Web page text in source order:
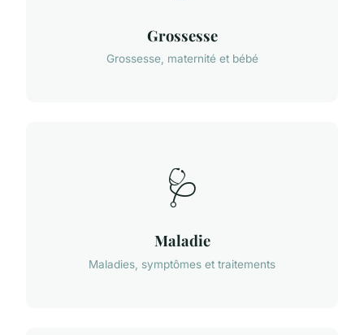
Grossesse
Grossesse, maternité et bébé
🩺
Maladie
Maladies, symptômes et traitements